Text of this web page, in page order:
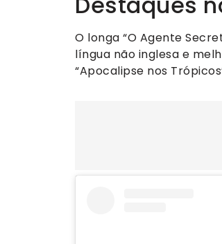
O longa “O Agente
língua não inglesa e
“Apocalipse nos